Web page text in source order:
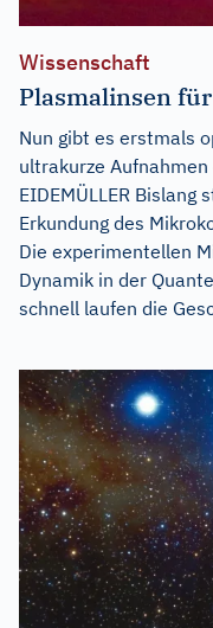
Wissenschaft
Plasmalinsen
Nun gibt es erstmals
ultrakurze
EIDEMÜLLER
Erkundung des
Die experimentellen
Dynamik in der
schnell laufen die